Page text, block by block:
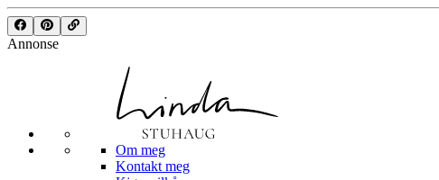
Annonse
Om meg
Kontakt meg